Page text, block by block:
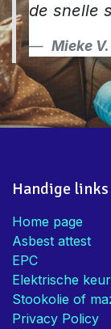
de snelle
Mieke V.
Handige links
Home page
Asbest attest
EPC
Elektrische
Stookolie of
Privacy Policy